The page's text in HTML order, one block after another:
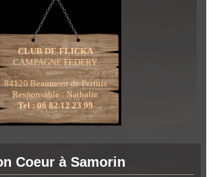
CLUB DE FLICKA
CAMPAGNE FEDERY
84120 Beaumont de Pertuis
Responsable : Nathalie
Tel : 06 82 12 23 99
Coeur à Samorin